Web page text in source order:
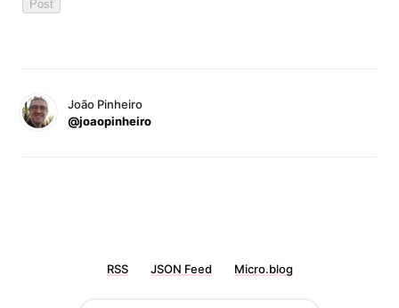
João Pinheiro
@joaopinheiro
RSS JSON Feed Micro.blog